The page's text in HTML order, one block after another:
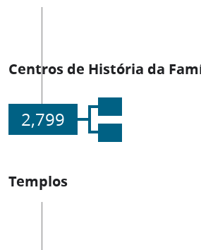
Centros de História da
2,799
Templos